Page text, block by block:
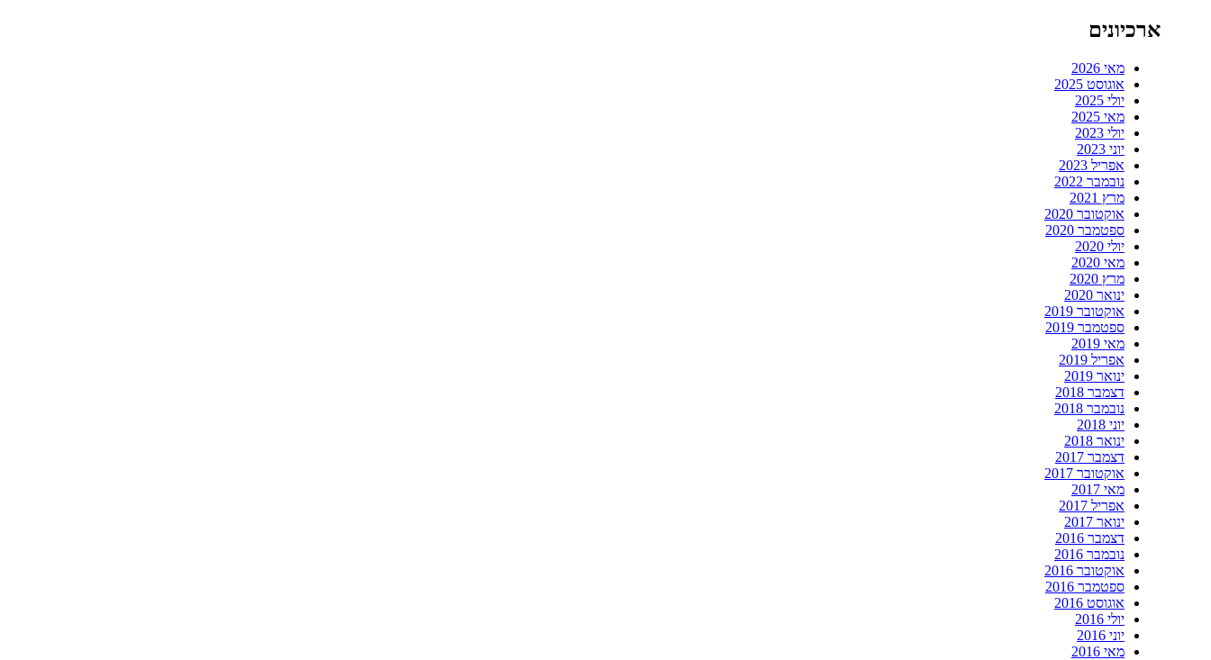
ארכיונים
מאי 2026
אוגוסט 2025
יולי 2025
מאי 2025
יולי 2023
יוני 2023
אפריל 2023
נובמבר 2022
מרץ 2021
אוקטובר 2020
ספטמבר 2020
יולי 2020
מאי 2020
מרץ 2020
ינואר 2020
אוקטובר 2019
ספטמבר 2019
מאי 2019
אפריל 2019
ינואר 2019
דצמבר 2018
נובמבר 2018
יוני 2018
ינואר 2018
דצמבר 2017
אוקטובר 2017
מאי 2017
אפריל 2017
ינואר 2017
דצמבר 2016
נובמבר 2016
אוקטובר 2016
ספטמבר 2016
אוגוסט 2016
יולי 2016
יוני 2016
מאי 2016